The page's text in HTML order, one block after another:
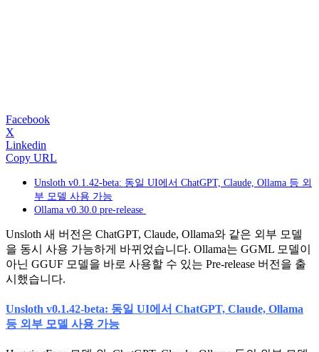
Facebook
X
Linkedin
Copy URL
Unsloth v0.1.42-beta: 동일 UI에서 ChatGPT, Claude, Ollama 등 외
부 모델 사용 가능
Ollama v0.30.0 pre-release
Unsloth 새 버전은 ChatGPT, Claude, Ollama와 같은 외부 모델
을 동시 사용 가능하게 바뀌었습니다. Ollama는 GGML 모델이
아닌 GGUF 모델을 바로 사용할 수 있는 Pre-release 버전을 출
시했습니다.
Unsloth v0.1.42-beta: 동일 UI에서 ChatGPT, Claude, Ollama
등 외부 모델 사용 가능